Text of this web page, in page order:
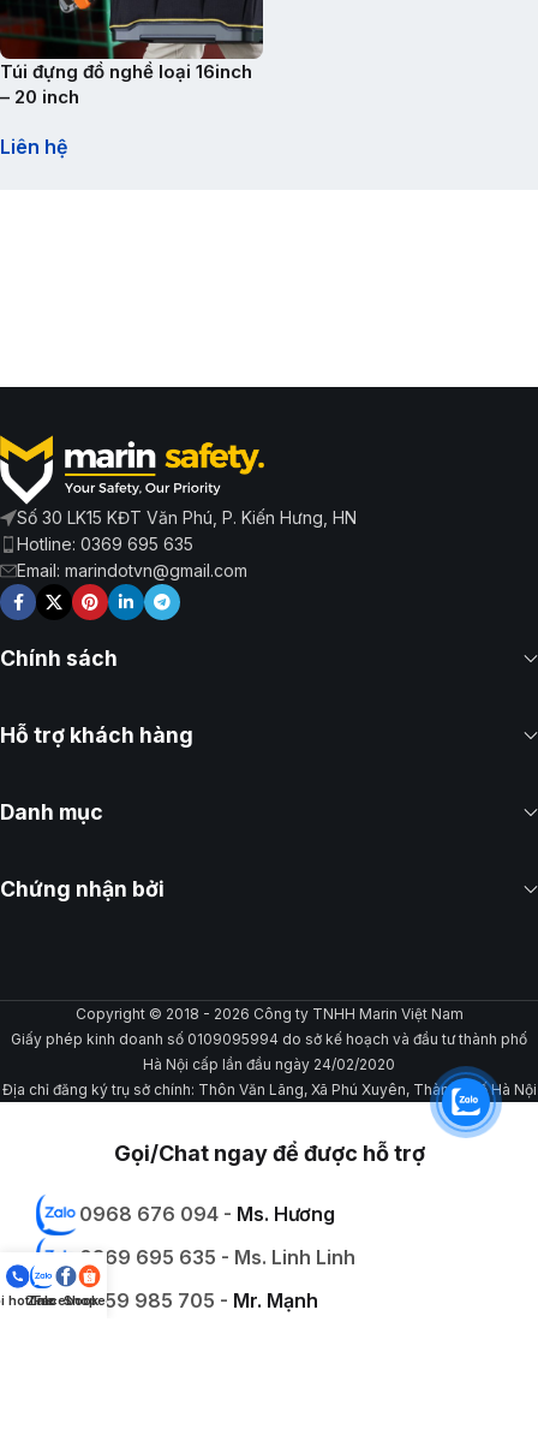
Túi đựng đồ nghề loại 16inch
– 20 inch
Liên hệ
Số 30 LK15 KĐT Văn Phú, P. Kiến Hưng, HN
Hotline: 0369 695 635
Email: marindotvn@gmail.com
Chính sách
Hỗ trợ khách hàng
Danh mục
Chứng nhận bởi
Copyright © 2018 - 2026 Công ty TNHH Marin Việt Nam
Giấy phép kinh doanh số 0109095994 do sở kế hoạch và đầu tư thành phố
Hà Nội cấp lần đầu ngày 24/02/2020
Địa chỉ đăng ký trụ sở chính: Thôn Văn Lãng, Xã Phú Xuyên, Thành phố Hà Nội
Gọi/Chat ngay để được hỗ trợ
0968 676 094 - Ms. Hương
0369 695 635 - Ms. Linh Linh
0559 985 705 - Mr. Mạnh
hotline
Zalo
Facebook
Shopee